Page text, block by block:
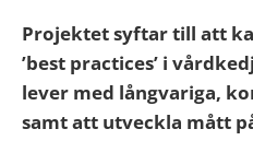
Projektet syftar till att
’best practices’ i
lever med långvariga,
samt att utveckla mått